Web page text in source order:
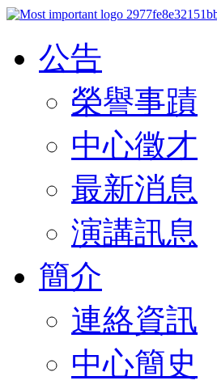
公告
榮譽事蹟
中心徵才
最新消息
演講訊息
簡介
連絡資訊
中心簡史